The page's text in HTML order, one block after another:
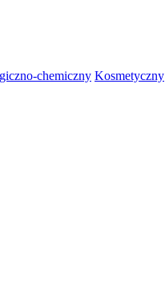
chemiczny Kosmetyczny